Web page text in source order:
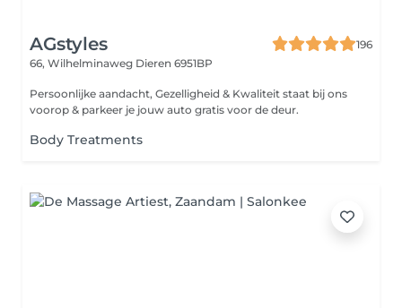
AGstyles
196
66, Wilhelminaweg Dieren 6951BP
Persoonlijke aandacht, Gezelligheid & Kwaliteit staat bij ons
voorop & parkeer je jouw auto gratis voor de deur.
Body Treatments